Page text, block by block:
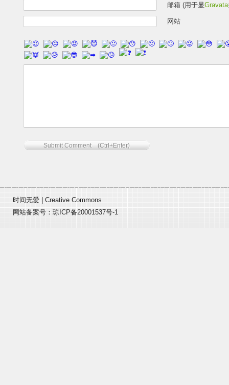
邮箱 (用于显Gravata
网站
时间无爱
Creative Commons
网站备案号： 琼ICP备20001537号-1